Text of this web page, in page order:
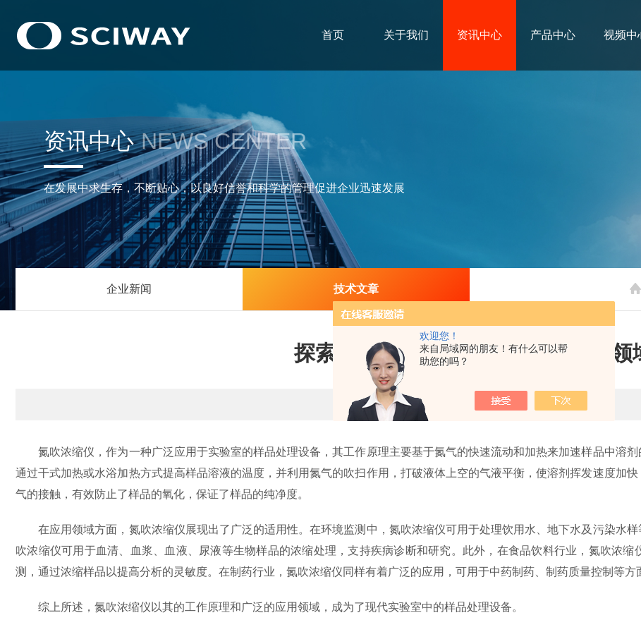
欢迎您！
来自局域网的朋友！有什么可以帮
助您的吗？
首页 关于我们 资讯中心 产品中心 视频中
资讯中心 NEWS CENTER
在发展中求生存，不断贴心，以良好信誉和科学的管理促进企业迅速发展
企业新闻 技术文章
探索氮吹浓缩仪的工作原理与应用领
更新时间：2025-02-14 点击次数：1499
氮吹浓缩仪，作为一种广泛应用于实验室的样品处理设备，其工作原理主要基于氮气的快速流动和加热来加速样品中溶
通过干式加热或水浴加热方式提高样品溶液的温度，并利用氮气的吹扫作用，打破液体上空的气液平衡，使溶剂挥发速度加
气的接触，有效防止了样品的氧化，保证了样品的纯净度。
在应用领域方面，氮吹浓缩仪展现出了广泛的适用性。在环境监测中，氮吹浓缩仪可用于处理饮用水、地下水及污染水
吹浓缩仪可用于血清、血浆、血液、尿液等生物样品的浓缩处理，支持疾病诊断和研究。此外，在食品饮料行业，氮吹浓
测，通过浓缩样品以提高分析的灵敏度。在制药行业，氮吹浓缩仪同样有着广泛的应用，可用于中药制药、制药质量控制等方
综上所述，氮吹浓缩仪以其的工作原理和广泛的应用领域，成为了现代实验室中的样品处理设备。